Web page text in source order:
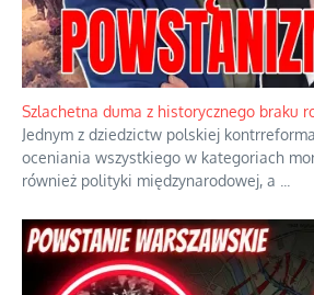
Ekspresowy kurs zbawienia z rodzinną
Dramatyczne skutki skrajnej